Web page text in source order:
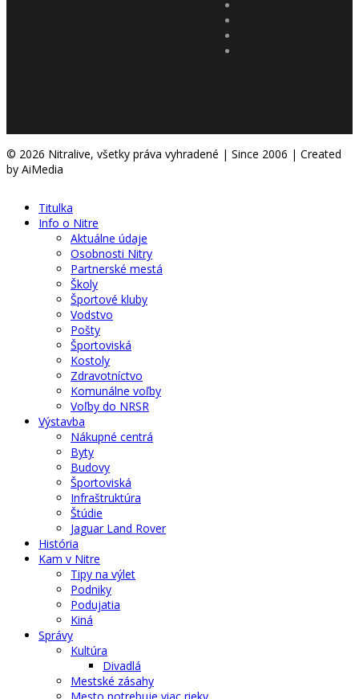
© 2026 Nitralive, všetky práva vyhradené | Since 2006 | Created
by AiMedia
Titulka
Info o Nitre
Aktuálne údaje
Osobnosti Nitry
Partnerské mestá
Školy
Športové kluby
Vodstvo
Pošty
Športoviská
Kostoly
Zdravotníctvo
Komunálne voľby
Voľby do NRSR
Výstavba
Nákupné centrá
Byty
Budovy
Športoviská
Infraštruktúra
Štúdie
Jaguar Land Rover
História
Kam v Nitre
Tipy na výlet
Podniky
Podujatia
Kiná
Správy
Kultúra
Divadlá
Mestské zásahy
Mesto potrebuje viac rieky